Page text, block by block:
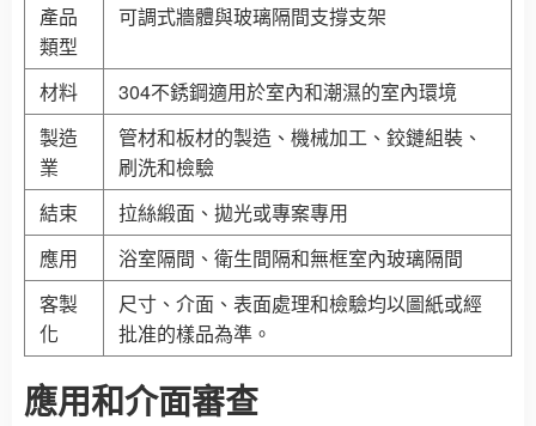
產品
類型
可調式牆體與玻璃隔間支撐支架
材料
304不銹鋼適用於室內和潮濕的室內環境
製造
業
管材和板材的製造、機械加工、鉸鏈組裝、
刷洗和檢驗
結束
拉絲緞面、拋光或專案專用
應用
浴室隔間、衛生間隔和無框室內玻璃隔間
客製
化
尺寸、介面、表面處理和檢驗均以圖紙或經
批准的樣品為準。
應用和介面審查